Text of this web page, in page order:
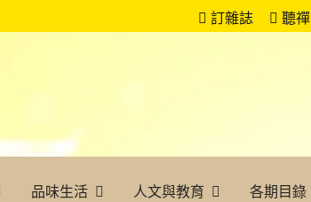
訂雜誌 聽禪
品味生活 人文與教育 各期目錄